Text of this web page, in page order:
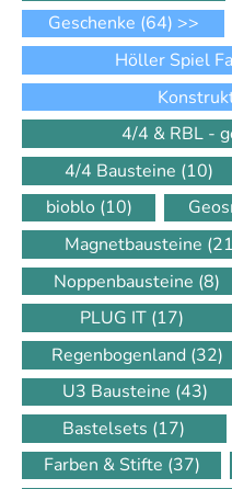
Geschenke (64) >>
Höller Spiel
4/4 & RBL -
4/4 Bausteine (10)
bioblo (10)
Magnetbausteine
Noppenbausteine (8)
PLUG IT (17)
Regenbogenland (32)
U3 Bausteine (43)
Bastelsets (17)
Farben & Stifte (37)